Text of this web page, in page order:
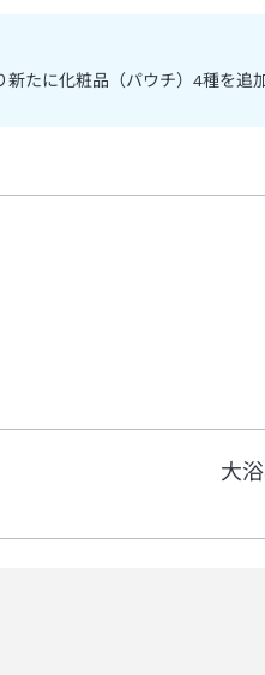
たに化粧品（パウチ）4種を追加
大